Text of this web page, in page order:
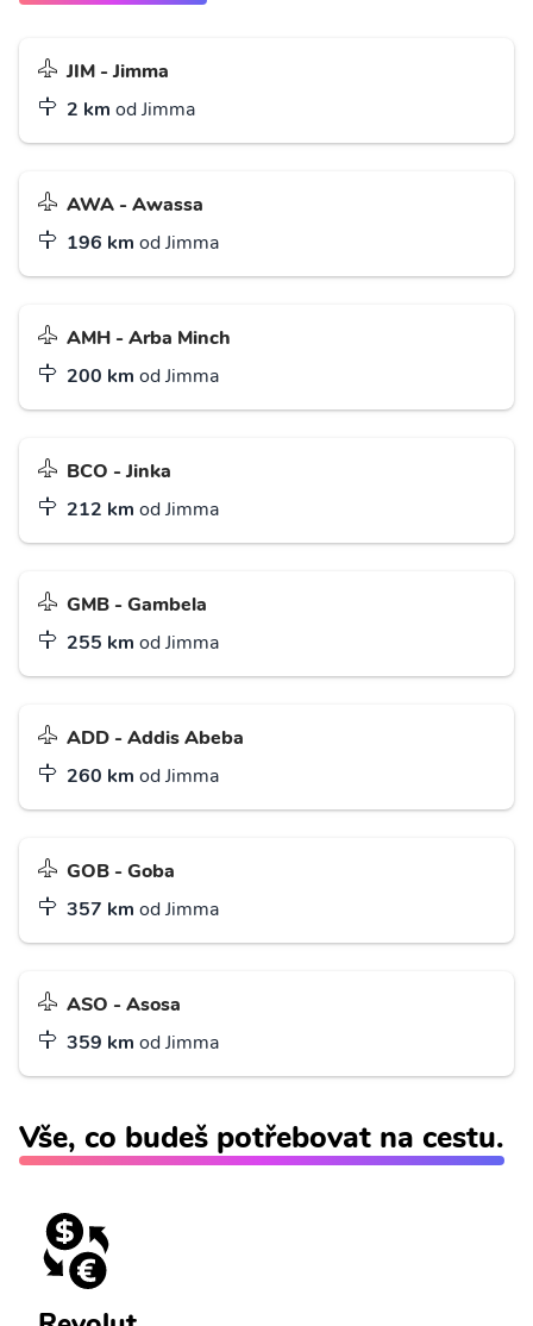
JIM - Jimma
2 km od Jimma
AWA - Awassa
196 km od Jimma
AMH - Arba Minch
200 km od Jimma
BCO - Jinka
212 km od Jimma
GMB - Gambela
255 km od Jimma
ADD - Addis Abeba
260 km od Jimma
GOB - Goba
357 km od Jimma
ASO - Asosa
359 km od Jimma
Vše, co budeš potřebovat na cestu.